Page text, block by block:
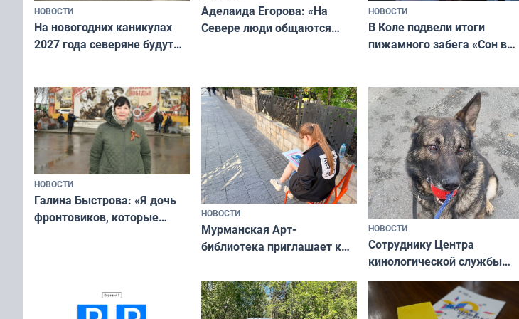
НОВОСТИ
На новогодних каникулах
2027 года северяне будут
Аделаида Егорова: «На
Севере люди общаются
НОВОСТИ
В Коле подвели итоги
пижамного забега «Сон в
НОВОСТИ
Галина Быстрова: «Я дочь
фронтовиков, которые
НОВОСТИ
Мурманская Арт-
библиотека приглашает к
и фотографов
НОВОСТИ
Сотруднику Центра
кинологической службы
ищут новый дом